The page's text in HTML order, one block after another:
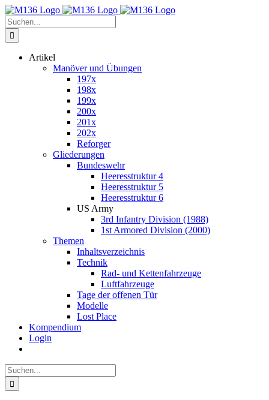
Zum
Inhalt
springen
Suche
nach:
Artikel
Manöver und Übungen
197x
198x
199x
200x
201x
202x
Reforger
Gliederungen
Bundeswehr
Heeresstruktur 4
Heeresstruktur 5
Heeresstruktur 6
US Army
3rd Infantry Division (1988)
1st Armored Division (2000)
Themen
Inhaltsverzeichnis
Technik
Rad- und Kettenfahrzeuge
Luftfahrzeuge
Tage der offenen Tür
Modelle
Lost Place
Kompendium
Login
Suche
nach: